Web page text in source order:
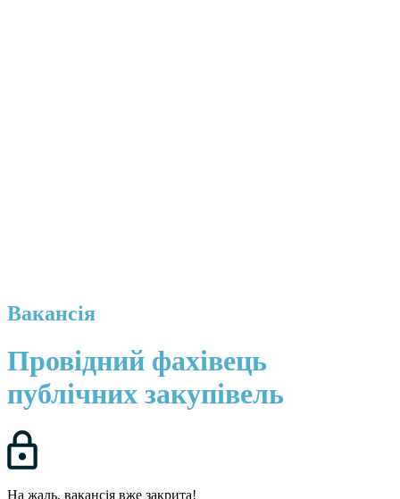
Вакансія
Провідний фахівець
публічних закупівель
На жаль, вакансія вже закрита!